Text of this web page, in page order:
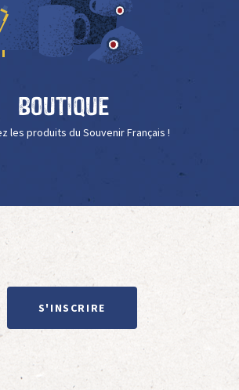
Boutique
les produits du Souvenir Français !
S'INSCRIRE